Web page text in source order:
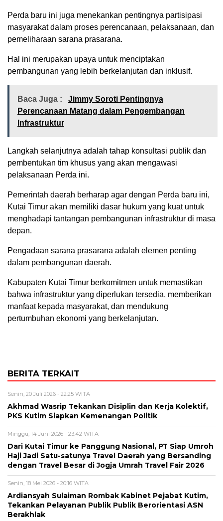
Perda baru ini juga menekankan pentingnya partisipasi
masyarakat dalam proses perencanaan, pelaksanaan, dan
pemeliharaan sarana prasarana.
Hal ini merupakan upaya untuk menciptakan
pembangunan yang lebih berkelanjutan dan inklusif.
Baca Juga :
Jimmy Soroti Pentingnya
Perencanaan Matang dalam Pengembangan
Infrastruktur
Langkah selanjutnya adalah tahap konsultasi publik dan
pembentukan tim khusus yang akan mengawasi
pelaksanaan Perda ini.
Pemerintah daerah berharap agar dengan Perda baru ini,
Kutai Timur akan memiliki dasar hukum yang kuat untuk
menghadapi tantangan pembangunan infrastruktur di masa
depan.
Pengadaan sarana prasarana adalah elemen penting
dalam pembangunan daerah.
Kabupaten Kutai Timur berkomitmen untuk memastikan
bahwa infrastruktur yang diperlukan tersedia, memberikan
manfaat kepada masyarakat, dan mendukung
pertumbuhan ekonomi yang berkelanjutan.
BERITA TERKAIT
Senin, 20 Juli 2026 - 22:25 WITA
Akhmad Wasrip Tekankan Disiplin dan Kerja Kolektif,
PKS Kutim Siapkan Kemenangan Politik
Minggu, 14 Juni 2026 - 23:42 WITA
Dari Kutai Timur ke Panggung Nasional, PT Siap Umroh
Haji Jadi Satu-satunya Travel Daerah yang Bersanding
dengan Travel Besar di Jogja Umrah Travel Fair 2026
Senin, 18 Mei 2026 - 20:16 WITA
Ardiansyah Sulaiman Rombak Kabinet Pejabat Kutim,
Tekankan Pelayanan Publik Publik Berorientasi ASN
Berakhlak